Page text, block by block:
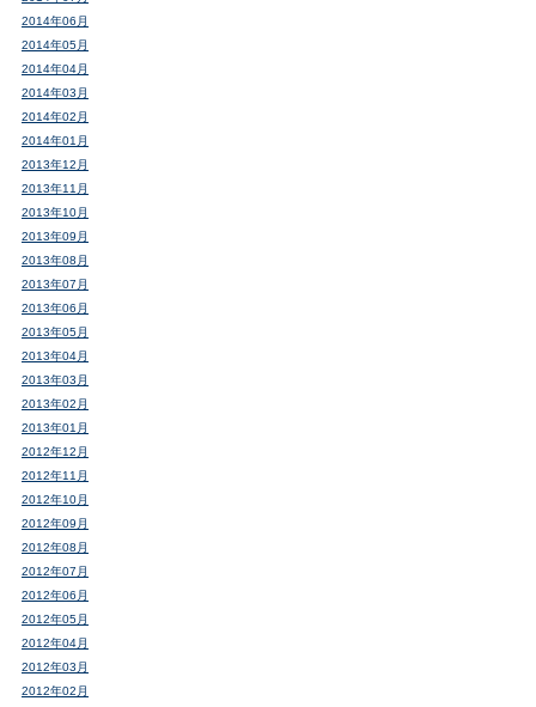
2014年06月
2014年05月
2014年04月
2014年03月
2014年02月
2014年01月
2013年12月
2013年11月
2013年10月
2013年09月
2013年08月
2013年07月
2013年06月
2013年05月
2013年04月
2013年03月
2013年02月
2013年01月
2012年12月
2012年11月
2012年10月
2012年09月
2012年08月
2012年07月
2012年06月
2012年05月
2012年04月
2012年03月
2012年02月